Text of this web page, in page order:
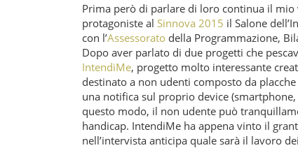
Prima però di parlare di loro continua il mio
protagoniste al Sinnova 2015 il Salone
con l’Assessorato della Programmazione,
Dopo aver parlato di due progetti che
IntendiMe, progetto molto interessante
destinato a non udenti composto da
una notifica sul proprio device
questo modo, il non udente può
handicap. IntendiMe ha appena vinto il grant
nell’intervista anticipa quale sarà il lavoro